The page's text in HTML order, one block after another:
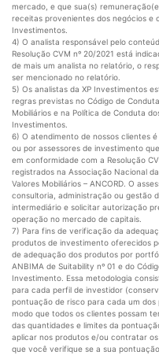
mercado, e que sua(s)
receitas provenientes dos negócios e
Investimentos.
4) O analista responsável pelo
Resolução CVM nº 20/2021 está
de mais um analista no relatório, o
ser mencionado no relatório.
5) Os analistas da XP Investimentos
regras previstas no Código de
Mobiliários e na Política de Conduta
Investimentos.
6) O atendimento de nossos clientes
ou por assessores de investimento
em conformidade com a Resolução
registrados na Associação Nacional
Valores Mobiliários – ANCORD. O
consultoria, administração ou gestão
intermediário e solicitar autorização
operação no mercado de capitais.
7) Para fins de verificação da
produtos de investimento oferecidos
de adequação dos produtos por
ANBIMA de Suitability nº 01 e do
Investimento. Essa metodologia
para cada perfil de investidor
pontuação de risco para cada um
modo que todos os clientes possam
das quantidades e limites da
aplicar nos produtos e/ou contratar
que você verifique se a sua